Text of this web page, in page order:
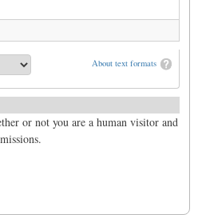
About text formats
or not you are a human visitor and